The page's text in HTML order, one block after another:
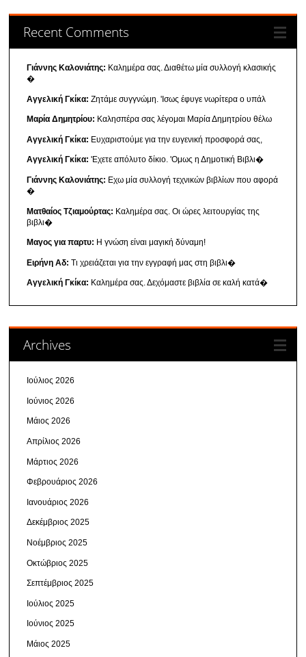
Recent Comments
Γιάννης Καλονιάτης: Καλημέρα σας. Διαθέτω μία συλλογή κλασικής
�
Αγγελική Γκίκα: Ζητάμε συγγνώμη. 'Ισως έφυγε νωρίτερα ο υπάλ
Μαρία Δημητρίου: Καλησπέρα σας λέγομαι Μαρία Δημητρίου θέλω
Αγγελική Γκίκα: Ευχαριστούμε για την ευγενική προσφορά σας,
Αγγελική Γκίκα: 'Εχετε απόλυτο δίκιο. 'Ομως η Δημοτική Βιβλι�
Γιάννης Καλονιάτης: Εχω μία συλλογή τεχνικών βιβλίων που αφορά
�
Ματθαίος Τζιαμούρτας: Καλημέρα σας. Οι ώρες λειτουργίας της
βιβλι�
Μαγος για παρτυ: Η γνώση είναι μαγική δύναμη!
Ειρήνη Αδ: Τι χρειάζεται για την εγγραφή μας στη βιβλι�
Αγγελική Γκίκα: Καλημέρα σας. Δεχόμαστε βιβλία σε καλή κατά�
Archives
Ιούλιος 2026
Ιούνιος 2026
Μάιος 2026
Απρίλιος 2026
Μάρτιος 2026
Φεβρουάριος 2026
Ιανουάριος 2026
Δεκέμβριος 2025
Νοέμβριος 2025
Οκτώβριος 2025
Σεπτέμβριος 2025
Ιούλιος 2025
Ιούνιος 2025
Μάιος 2025